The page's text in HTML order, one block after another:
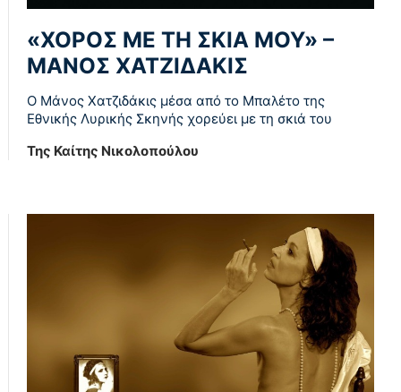
«ΧΟΡΟΣ ΜΕ ΤΗ ΣΚΙΑ ΜΟΥ» –
ΜΑΝΟΣ ΧΑΤΖΙΔΑΚΙΣ
Ο Μάνος Χατζιδάκις μέσα από το Μπαλέτο της
Εθνικής Λυρικής Σκηνής χορεύει με τη σκιά του
Της Καίτης Νικολοπούλου